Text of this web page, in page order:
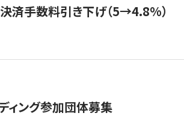
済手数料引き下げ（5→4.8%）
ィング参加団体募集